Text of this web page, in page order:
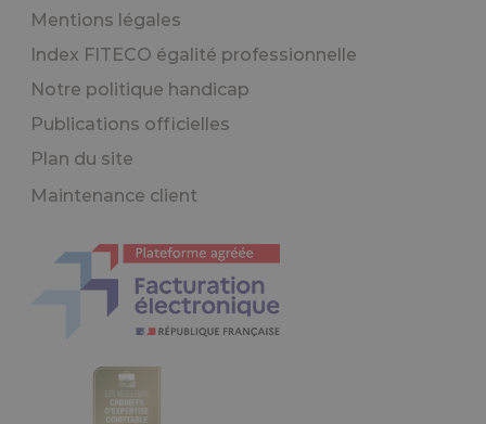
Mentions légales
Index FITECO égalité professionnelle
Notre politique handicap
Publications officielles
Plan du site
Maintenance client